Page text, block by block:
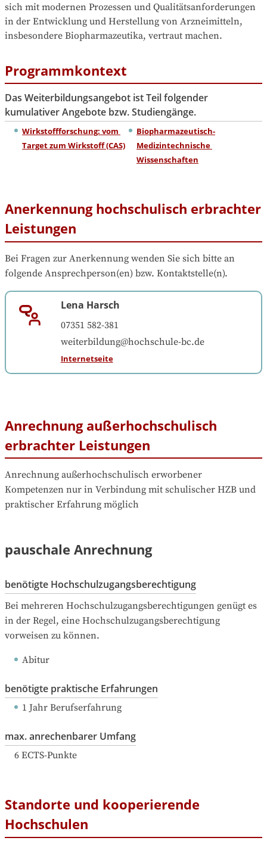
sich mit modernen Prozessen und Qualitätsanforderungen
in der Entwicklung und Herstellung von Arzneimitteln,
insbesondere Biopharmazeutika, vertraut machen.
Programmkontext
Das Weiterbildungsangebot ist Teil folgender
kumulativer Angebote bzw. Studiengänge.
Wirkstoffforschung: vom
Target zum Wirkstoff (CAS)
Biopharmazeutisch-
Medizintechnische
Wissenschaften
Anerkennung hochschulisch erbrachter
Leistungen
Bei Fragen zur Anerkennung wenden Sie sich bitte an
folgende Ansprechperson(en) bzw. Kontaktstelle(n).
Lena Harsch
07351 582-381
weiterbildung@hochschule-bc.de
Internetseite
Anrechnung außerhochschulisch
erbrachter Leistungen
Anrechnung außerhochschulisch erworbener
Kompetenzen nur in Verbindung mit schulischer HZB und
praktischer Erfahrung möglich
pauschale Anrechnung
benötigte Hochschulzugangsberechtigung
Bei mehreren Hochschulzugangsberechtigungen genügt es
in der Regel, eine Hochschulzugangsberechtigung
vorweisen zu können.
Abitur
benötigte praktische Erfahrungen
1 Jahr Berufserfahrung
max. anrechenbarer Umfang
6 ECTS-Punkte
Standorte und kooperierende
Hochschulen